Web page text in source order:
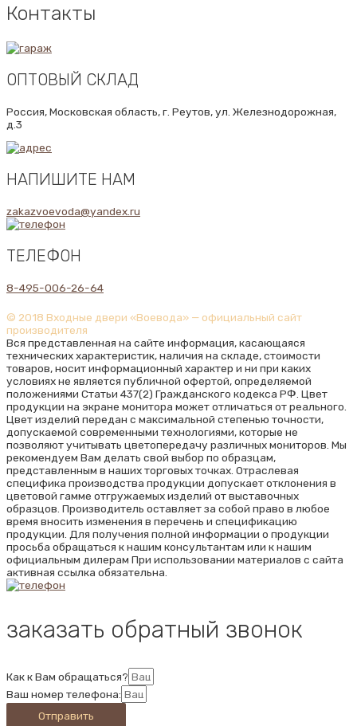
Контакты
ОПТОВЫЙ СКЛАД
Россия, Московская область, г. Реутов, ул. Железнодорожная,
д.3
НАПИШИТЕ НАМ
zakazvoevoda@yandex.ru
ТЕЛЕФОН
8-495-006-26-64
© 2018 Входные двери «Воевода» — официальный сайт
производителя
Вся представленная на сайте информация, касающаяся
технических характеристик, наличия на складе, стоимости
товаров, носит информационный характер и ни при каких
условиях не является публичной офертой, определяемой
положениями Статьи 437(2) Гражданского кодекса РФ. Цвет
продукции на экране монитора может отличаться от реального.
Цвет изделий передан с максимальной степенью точности,
допускаемой современными технологиями, которые не
позволяют учитывать цветопередачу различных мониторов. Мы
рекомендуем Вам делать свой выбор по образцам,
представленным в наших торговых точках. Отраслевая
специфика производства продукции допускает отклонения в
цветовой гамме отгружаемых изделий от выставочных
образцов. Производитель оставляет за собой право в любое
время вносить изменения в перечень и спецификацию
продукции. Для получения полной информации о продукции
просьба обращаться к нашим консультантам или к нашим
официальным дилерам При использовании материалов с сайта
активная ссылка обязательна.
заказать обратный звонок
Как к Вам обращаться?
Ваш номер телефона:
Отправить